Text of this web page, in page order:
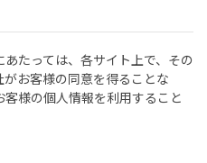
たっては、各サイト上で、その
お客様の同意を得ることな
様の個人情報を利用すること